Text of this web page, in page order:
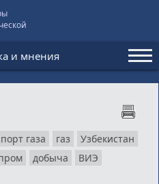
и мнения
и мнения
газа газ
Узбекистан
добыча
ВИЭ